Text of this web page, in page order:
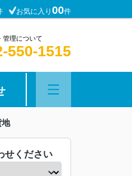
お気に入り 00件
管理について
550-1515
せください